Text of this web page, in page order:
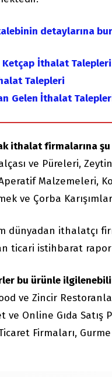
detaylarına
Ketçap İthalat Talepleri
Talepleri
Gelen İthalat
ithalat firmalarına
ve Püreleri,
Malzemeleri,
ve Çorba
dünyadan ithalatçı
ticari istihbarat
bu ürünle
ve Zincir
ve Online Gıda
Firmaları,